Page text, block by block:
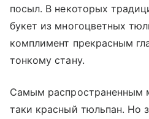
посыл. В некоторых
букет из многоцветных
комплимент прекрасным
тонкому стану.
Самым распространенным
таки красный тюльпан. Но